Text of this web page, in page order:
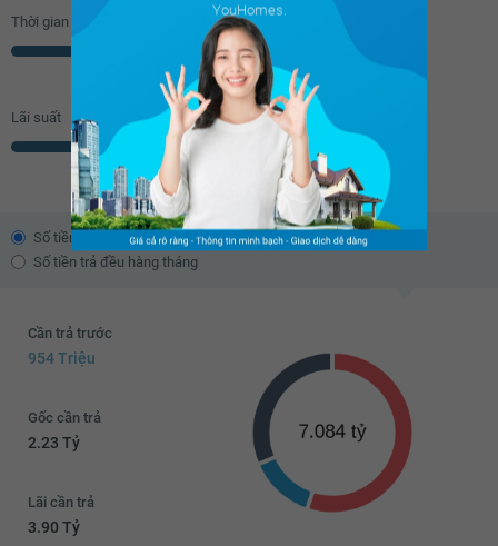
Thời gian vay
Lãi suất
% năm
Số tiền trả theo dư nợ giảm dần
Số tiền trả đều hàng tháng
Cần trả trước
954 Triệu
Gốc cần trả
2.23 Tỷ
Lãi cần trả
3.90 Tỷ
YouHomes.